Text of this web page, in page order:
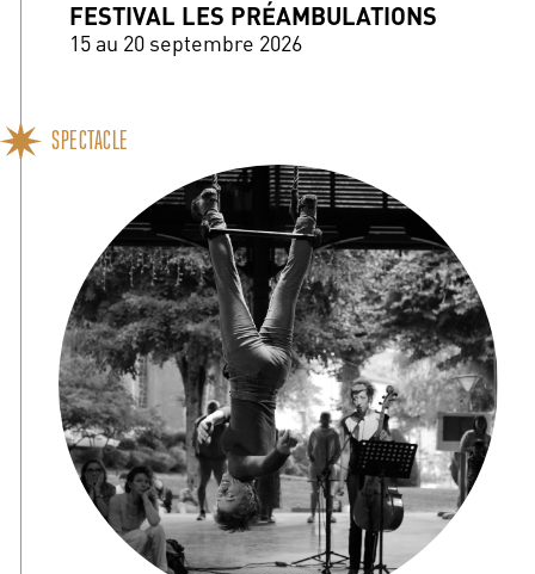
FESTIVAL LES PRÉAMBULATIONS
15 au 20 septembre 2026
SPECTACLE